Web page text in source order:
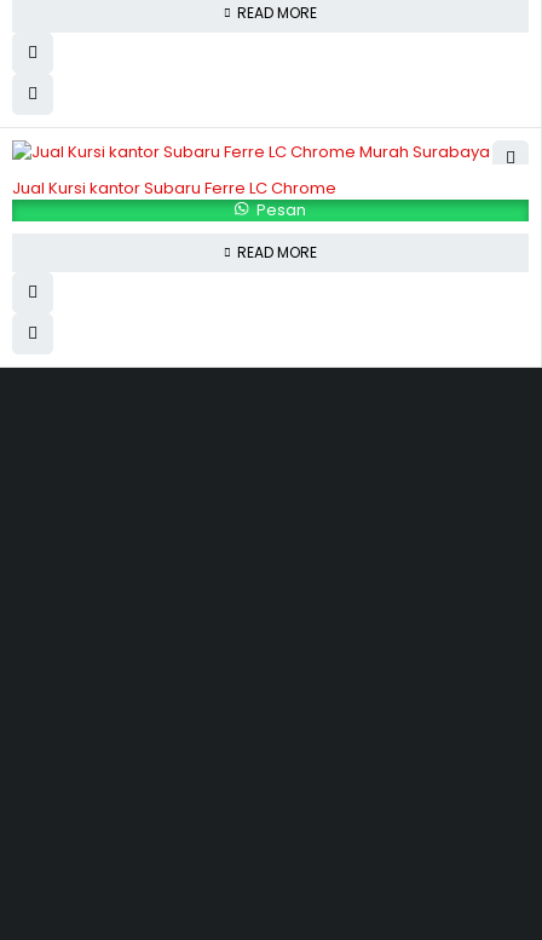
READ MORE
Jual Kursi kantor Subaru Ferre LC Chrome
Pesan
READ MORE